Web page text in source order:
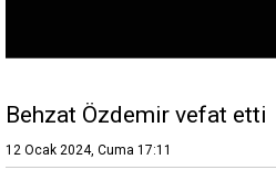
Behzat Özdemir vefat etti
12 Ocak 2024, Cuma 17:11